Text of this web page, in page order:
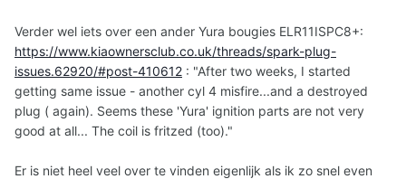
Verder wel iets over een ander Yura bougies ELR11ISPC8+:
https://www.kiaownersclub.co.uk/threads/spark-plug-
issues.62920/#post-410612 : "After two weeks, I started
getting same issue - another cyl 4 misfire...and a destroyed
plug ( again). Seems these 'Yura' ignition parts are not very
good at all... The coil is fritzed (too)."
Er is niet heel veel over te vinden eigenlijk als ik zo snel even